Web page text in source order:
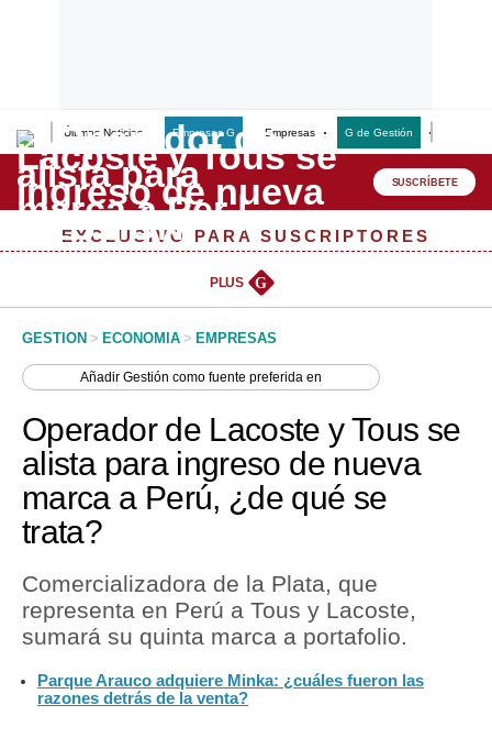
Últimas Noticias Empresas G Empresas G de Gestión
Lo último
Peru Quiosco
Management & Empleo
Perú
Política
Tu Dinero
Finanzas Personales
Inmobiliarias
Opinión
SUSCRÍBETE
EXCLUSIVO PARA SUSCRIPTORES
PLUS G
GESTION > ECONOMIA > EMPRESAS
AñadirGestión como fuente preferida en
Operador de Lacoste y Tous se
alista para ingreso de nueva
marca a Perú, ¿de qué se
trata?
Comercializadora de la Plata, que
representa en Perú a Tous y Lacoste,
sumará su quinta marca a portafolio.
Parque Arauco adquiere Minka: ¿cuáles fueron las
razones detrás de la venta?